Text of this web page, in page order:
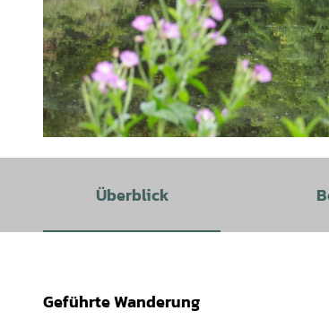
Überblick
Geführte Wanderung